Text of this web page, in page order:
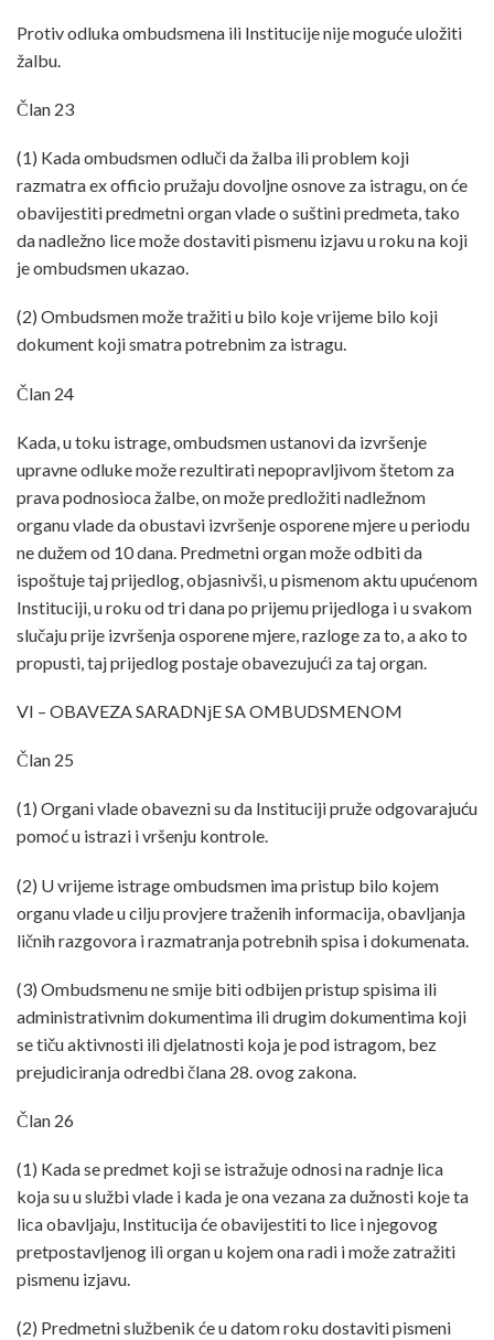
Protiv odluka ombudsmena ili Institucije nije moguće uložiti
žalbu.
Član 23
(1) Kada ombudsmen odluči da žalba ili problem koji
razmatra ex officio pružaju dovoljne osnove za istragu, on će
obavijestiti predmetni organ vlade o suštini predmeta, tako
da nadležno lice može dostaviti pismenu izjavu u roku na koji
je ombudsmen ukazao.
(2) Ombudsmen može tražiti u bilo koje vrijeme bilo koji
dokument koji smatra potrebnim za istragu.
Član 24
Kada, u toku istrage, ombudsmen ustanovi da izvršenje
upravne odluke može rezultirati nepopravljivom štetom za
prava podnosioca žalbe, on može predložiti nadležnom
organu vlade da obustavi izvršenje osporene mjere u periodu
ne dužem od 10 dana. Predmetni organ može odbiti da
ispoštuje taj prijedlog, objasnivši, u pismenom aktu upućenom
Instituciji, u roku od tri dana po prijemu prijedloga i u svakom
slučaju prije izvršenja osporene mjere, razloge za to, a ako to
propusti, taj prijedlog postaje obavezujući za taj organ.
VI – OBAVEZA SARADNjE SA OMBUDSMENOM
Član 25
(1) Organi vlade obavezni su da Instituciji pruže odgovarajuću
pomoć u istrazi i vršenju kontrole.
(2) U vrijeme istrage ombudsmen ima pristup bilo kojem
organu vlade u cilju provjere traženih informacija, obavljanja
ličnih razgovora i razmatranja potrebnih spisa i dokumenata.
(3) Ombudsmenu ne smije biti odbijen pristup spisima ili
administrativnim dokumentima ili drugim dokumentima koji
se tiču aktivnosti ili djelatnosti koja je pod istragom, bez
prejudiciranja odredbi člana 28. ovog zakona.
Član 26
(1) Kada se predmet koji se istražuje odnosi na radnje lica
koja su u službi vlade i kada je ona vezana za dužnosti koje ta
lica obavljaju, Institucija će obavijestiti to lice i njegovog
pretpostavljenog ili organ u kojem ona radi i može zatražiti
pismenu izjavu.
(2) Predmetni službenik će u datom roku dostaviti pismeni